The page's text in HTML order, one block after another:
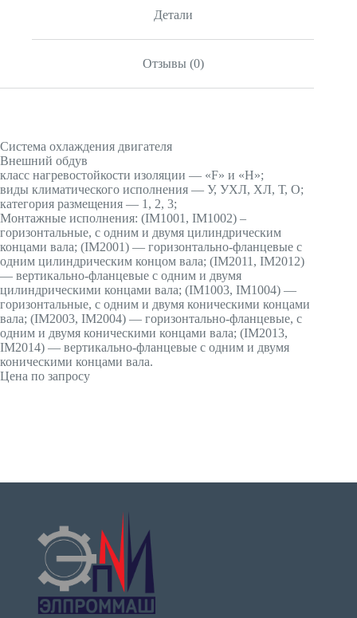
Детали
Отзывы (0)
Система охлаждения двигателя
Внешний обдув
класс нагревостойкости изоляции — «F» и «H»;
виды климатического исполнения — У, УХЛ, ХЛ, Т, О;
категория размещения — 1, 2, 3;
Монтажные исполнения: (IМ1001, IМ1002) –
горизонтальные, с одним и двумя цилиндрическим
концами вала; (IМ2001) — горизонтально-фланцевые с
одним цилиндрическим концом вала; (IМ2011, IМ2012)
— вертикально-фланцевые с одним и двумя
цилиндрическими концами вала; (IМ1003, IМ1004) —
горизонтальные, с одним и двумя коническими концами
вала; (IМ2003, IМ2004) — горизонтально-фланцевые, с
одним и двумя коническими концами вала; (IМ2013,
IМ2014) — вертикально-фланцевые с одним и двумя
коническими концами вала.
Цена по запросу